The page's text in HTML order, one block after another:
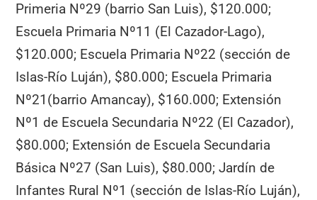
Primeria Nº29 (barrio San Luis), $120.000;
Escuela Primaria Nº11 (El Cazador-Lago),
$120.000; Escuela Primaria Nº22 (sección de
Islas-Río Luján), $80.000; Escuela Primaria
Nº21(barrio Amancay), $160.000; Extensión
Nº1 de Escuela Secundaria Nº22 (El Cazador),
$80.000; Extensión de Escuela Secundaria
Básica Nº27 (San Luis), $80.000; Jardín de
Infantes Rural Nº1 (sección de Islas-Río Luján),